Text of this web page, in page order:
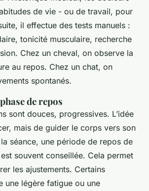
de vie - ou de travail, pour
il effectue des tests manuels :
tonicité musculaire, recherche
Chez un cheval, on observe la
au repos. Chez un chat, on
spontanés.
de repos
sont douces, progressives. L’idée
mais de guider le corps vers son
séance, une période de repos de
est souvent conseillée. Cela permet
les ajustements. Certains
une légère fatigue ou une